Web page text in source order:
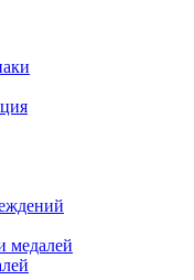
медалей